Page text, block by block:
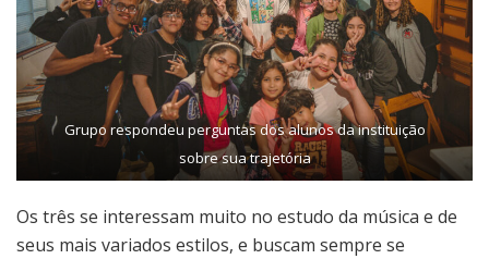
Grupo respondeu perguntas dos alunos da instituição
sobre sua trajetória
Os três se interessam muito no estudo da música e de
seus mais variados estilos, e buscam sempre se